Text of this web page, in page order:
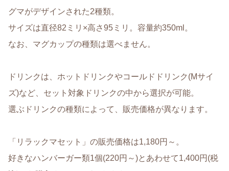
グマがデザインされた2種類。
サイズは直径82ミリ×高さ95ミリ。容量約350ml。
なお、マグカップの種類は選べません。
ドリンクは、ホットドリンクやコールドドリンク(Mサイ
ズ)など、セット対象ドリンクの中から選択が可能。
選ぶドリンクの種類によって、販売価格が異なります。
「リラックマセット」の販売価格は1,180円～。
好きなハンバーガー類1個(220円～)とあわせて1,400円(税